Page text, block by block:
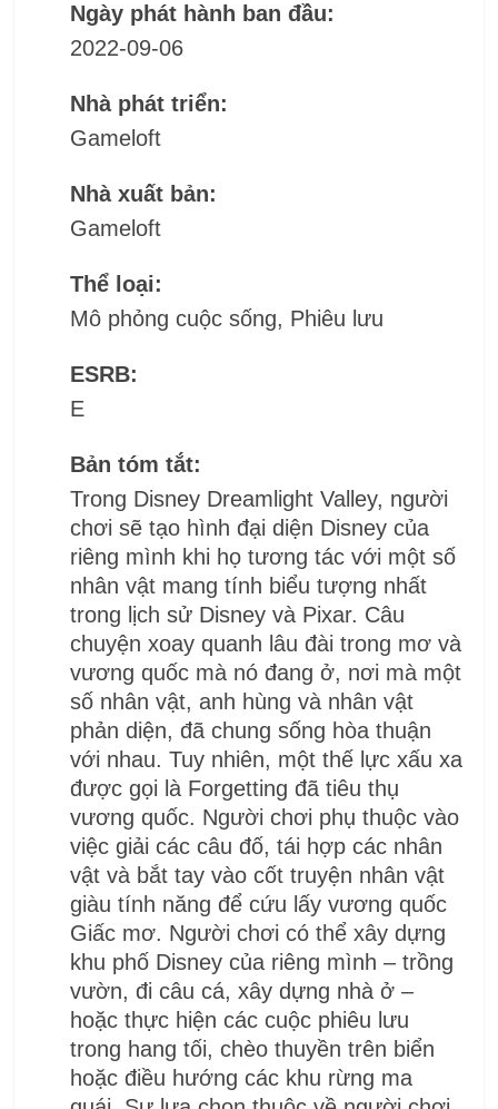
Ngày phát hành ban đầu:
2022-09-06
Nhà phát triển:
Gameloft
Nhà xuất bản:
Gameloft
Thể loại:
Mô phỏng cuộc sống, Phiêu lưu
ESRB:
E
Bản tóm tắt:
Trong Disney Dreamlight Valley, người
chơi sẽ tạo hình đại diện Disney của
riêng mình khi họ tương tác với một số
nhân vật mang tính biểu tượng nhất
trong lịch sử Disney và Pixar. Câu
chuyện xoay quanh lâu đài trong mơ và
vương quốc mà nó đang ở, nơi mà một
số nhân vật, anh hùng và nhân vật
phản diện, đã chung sống hòa thuận
với nhau. Tuy nhiên, một thế lực xấu xa
được gọi là Forgetting đã tiêu thụ
vương quốc. Người chơi phụ thuộc vào
việc giải các câu đố, tái hợp các nhân
vật và bắt tay vào cốt truyện nhân vật
giàu tính năng để cứu lấy vương quốc
Giấc mơ. Người chơi có thể xây dựng
khu phố Disney của riêng mình – trồng
vườn, đi câu cá, xây dựng nhà ở –
hoặc thực hiện các cuộc phiêu lưu
trong hang tối, chèo thuyền trên biển
hoặc điều hướng các khu rừng ma